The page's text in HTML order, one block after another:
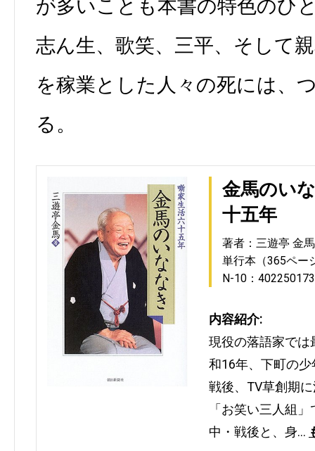
が多いことも本書の特色のひ
志ん生、歌笑、三平、そして
を稼業とした人々の死には、
る。
金馬のい
十五年
著者：三遊亭 金馬
単行本（365ペー
N-10：
内容紹介:
現役の落語家では
和16年、下町の
戦後、TV草創期
「お笑い三人組
中・戦後と、身…